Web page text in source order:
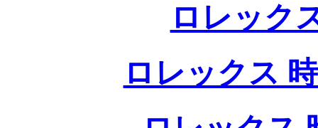
ロレック
ロレックス